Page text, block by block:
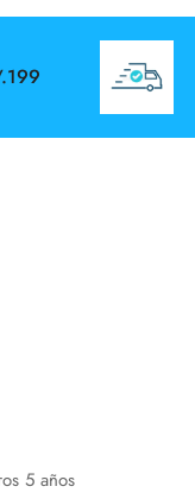
5 años